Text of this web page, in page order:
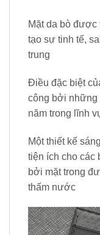
Mặt da bò được
tạo sự tinh tế,
trung
Điều đặc biệt
công bởi những
năm trong lĩnh
Một thiết kế
tiện ích cho các
bởi mặt trong
thấm nước